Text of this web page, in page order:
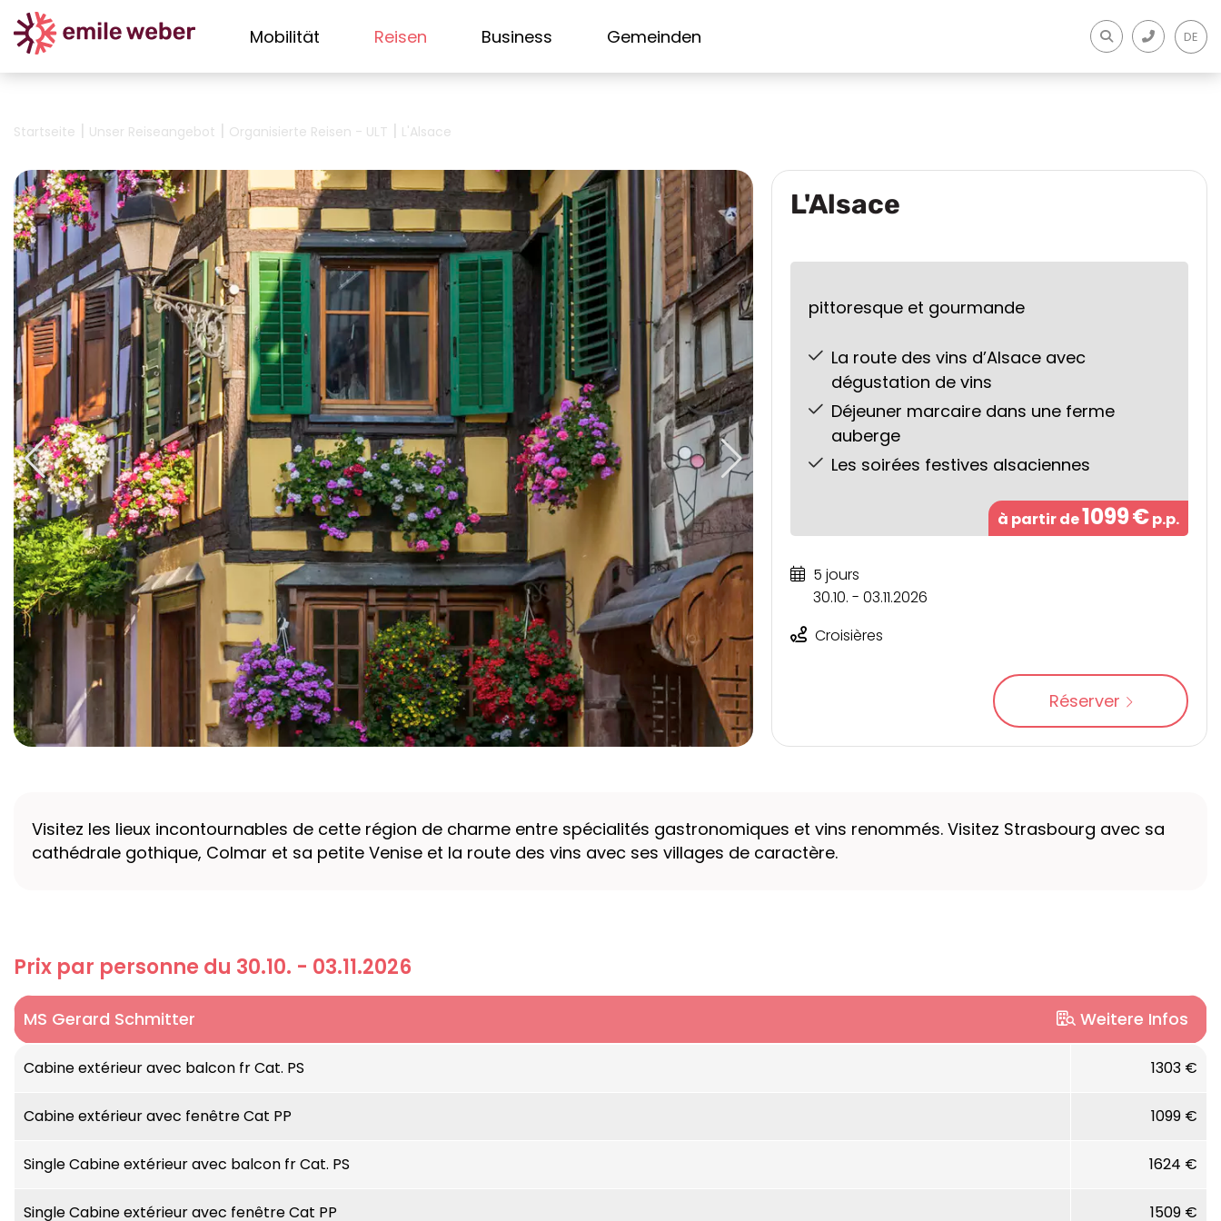
Mobilität Reisen Business Gemeinden DE
Startseite | Unser Reiseangebot | Organisierte Reisen - ULT | L'Alsace
L'Alsace
pittoresque et gourmande
La route des vins d’Alsace avec
dégustation de vins
Déjeuner marcaire dans une ferme
auberge
Les soirées festives alsaciennes
à partir de1099€p.p.
5 jours
30.10. - 03.11.2026
Croisières
Réserver
Visitez les lieux incontournables de cette région de charme entre spécialités gastronomiques et vins renommés. Visitez Strasbourg avec sa
cathédrale gothique, Colmar et sa petite Venise et la route des vins avec ses villages de caractère.
Prix par personne du 30.10. - 03.11.2026
MS Gerard Schmitter Weitere Infos
Fleuves :Rhin & Moselle
Catégorie de bateau :Bateau 5 ancres
Longueur :110 mètres
Largeur :11 mètres
Cabine extérieur avec balcon fr Cat. PS 1303 €
Cabine extérieur avec fenêtre Cat PP 1099 €
Single Cabine extérieur avec balcon fr Cat. PS 1624 €
Single Cabine extérieur avec fenêtre Cat PP 1509 €